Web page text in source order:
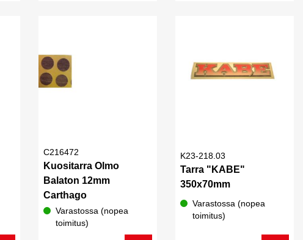
C216472
Kuositarra Olmo
Balaton 12mm
Carthago
Varastossa (nopea
toimitus)
K23-218.03
Tarra "KABE"
350x70mm
Varastossa (nopea
toimitus)